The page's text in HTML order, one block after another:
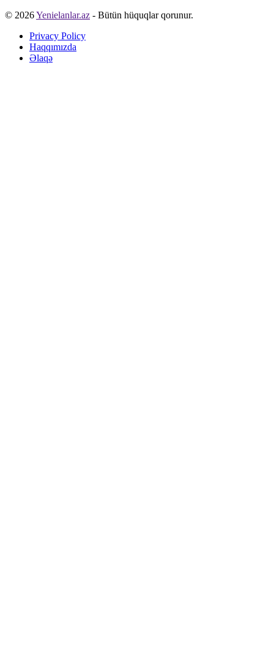
© 2026Yenielanlar.az - Bütün hüquqlar qorunur.
Privacy Policy
Haqqımızda
Əlaqə